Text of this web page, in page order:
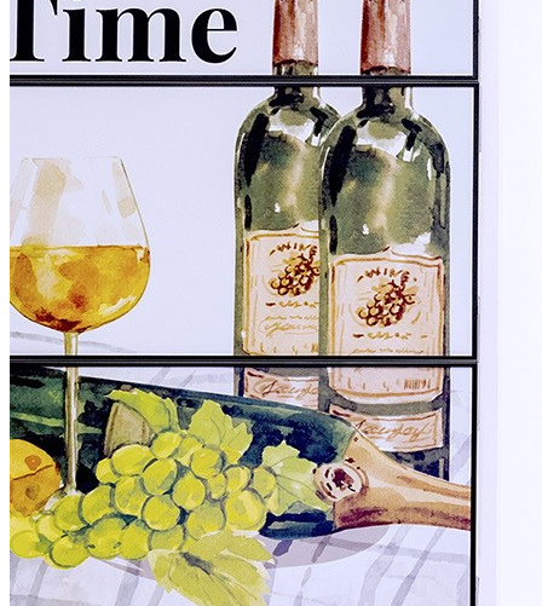
关于AG视讯
解决方案
产品
技术
成功案例
媒体中心
投资人专区